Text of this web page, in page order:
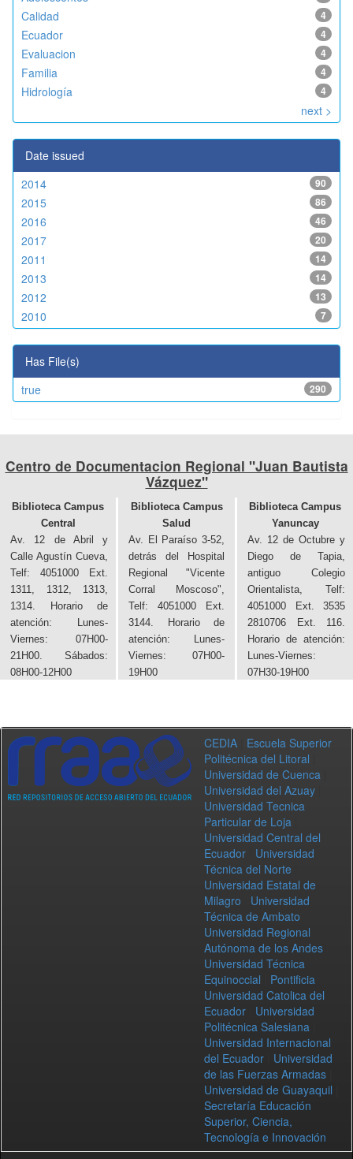
4
Calidad
4
Ecuador
4
Evaluacion
4
Familia
4
Hidrología
next >
Date issued
90
2014
86
2015
46
2016
20
2017
14
2011
14
2013
13
2012
7
2010
Has File(s)
290
true
Centro de Documentacion Regional "Juan Bautista
Vázquez"
Biblioteca Campus
Central
Biblioteca Campus
Salud
Biblioteca Campus
Yanuncay
Av. 12 de Abril y
Calle Agustín Cueva,
Telf: 4051000 Ext.
1311, 1312, 1313,
1314. Horario de
atención: Lunes-
Viernes: 07H00-
21H00. Sábados:
08H00-12H00
Av. El Paraíso 3-52,
detrás del Hospital
Regional "Vicente
Corral Moscoso",
Telf: 4051000 Ext.
3144. Horario de
atención: Lunes-
Viernes: 07H00-
19H00
Av. 12 de Octubre y
Diego de Tapia,
antiguo Colegio
Orientalista, Telf:
4051000 Ext. 3535
2810706 Ext. 116.
Horario de atención:
Lunes-Viernes:
07H30-19H00
CEDIA
Escuela Superior
Politécnica del Litoral
Universidad de Cuenca
Universidad del Azuay
Universidad Tecnica
Particular de Loja
Universidad Central del
Ecuador
Universidad
Técnica del Norte
Universidad Estatal de
Milagro
Universidad
Técnica de Ambato
Universidad Regional
Autónoma de los Andes
Universidad Técnica
Equinoccial
Pontificia
Universidad Catolica del
Ecuador
Universidad
Politécnica Salesiana
Universidad Internacional
del Ecuador
Universidad
de las Fuerzas Armadas
Universidad de Guayaquil
Secretaría Educación
Superior, Ciencia,
Tecnología e Innovación